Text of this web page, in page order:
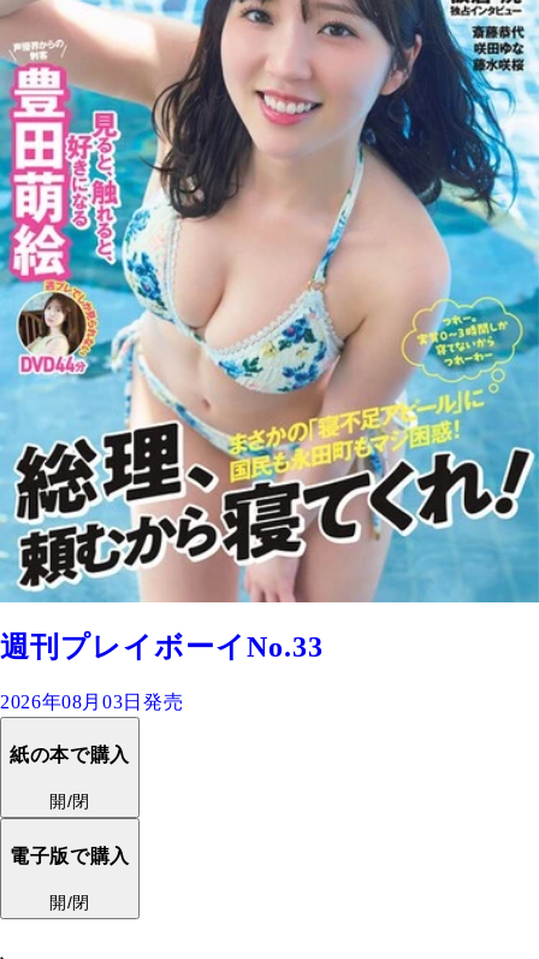
週刊プレイボーイNo.33
2026年08月03日発売
紙の本で購入
開/閉
電子版で購入
開/閉